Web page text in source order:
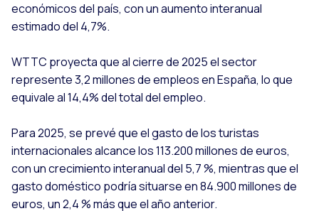
económicos del país, con un aumento interanual
estimado del 4,7%.
WTTC proyecta que al cierre de 2025 el sector
represente 3,2 millones de empleos en España, lo que
equivale al 14,4% del total del empleo.
Para 2025, se prevé que el gasto de los turistas
internacionales alcance los 113.200 millones de euros,
con un crecimiento interanual del 5,7 %, mientras que el
gasto doméstico podría situarse en 84.900 millones de
euros, un 2,4 % más que el año anterior.